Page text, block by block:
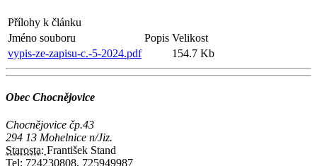
Přílohy k článku
Jméno souboru
Popis Velikost
vypis-ze-zapisu-c.-5-2024.pdf
154.7 Kb
Obec Chocnějovice
Chocnějovice čp.43
294 13 Mohelnice n/Jiz.
Starosta: František Stand
Tel: 724230808, 725949987